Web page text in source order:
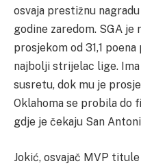
osvaja prestižnu
godine zaredom. SGA je
prosjekom od 31,1
najbolji strijelac lige.
susretu, dok mu je
Oklahoma se probila do
gdje je čekaju San
Jokić, osvajač MVP